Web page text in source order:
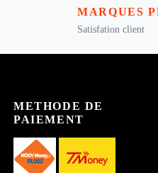
MARQUES
Satisfation client
METHODE DE
PAIEMENT